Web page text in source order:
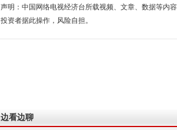
声明：中国网络电视经济台所载视频、文章、数据等内
投资者据此操作，风险自担。
边看边聊